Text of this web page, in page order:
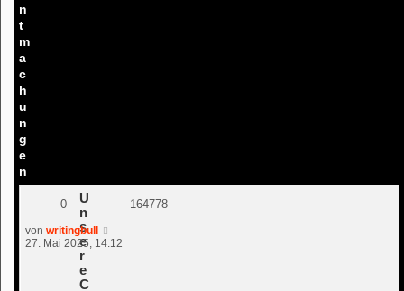
n
t
m
a
c
h
u
n
g
e
n
U
n
s
e
r
e
C
0 164778
von writingbull
27. Mai 2025, 14:12